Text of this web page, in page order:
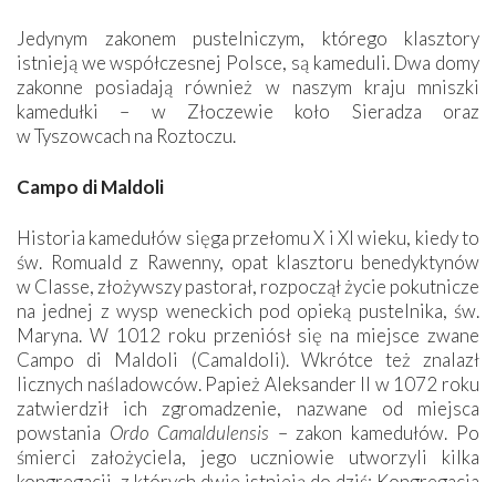
Jedynym zakonem pustelniczym, którego klasztory
istnieją we współczesnej Polsce, są kameduli. Dwa domy
zakonne posiadają również w naszym kraju mniszki
kamedułki – w Złoczewie koło Sieradza oraz
w Tyszowcach na Roztoczu.
Campo di Maldoli
Historia kamedułów sięga przełomu X i XI wieku, kiedy to
św. Romuald z Rawenny, opat klasztoru benedyktynów
w Classe, złożywszy pastorał, rozpoczął życie pokutnicze
na jednej z wysp weneckich pod opieką pustelnika, św.
Maryna. W 1012 roku przeniósł się na miejsce zwane
Campo di Maldoli (Camaldoli). Wkrótce też znalazł
licznych naśladowców. Papież Aleksander II w 1072 roku
zatwierdził ich zgromadzenie, nazwane od miejsca
powstania Ordo Camaldulensis – zakon kamedułów. Po
śmierci założyciela, jego uczniowie utworzyli kilka